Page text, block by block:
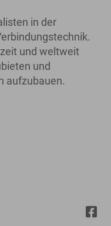
in der
und weltweit
und
aufzubauen.